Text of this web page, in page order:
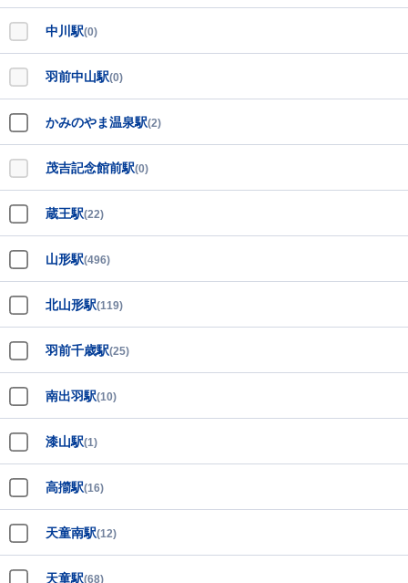
中川駅(0)
羽前中山駅(0)
かみのやま温泉駅(2)
茂吉記念館前駅(0)
蔵王駅(22)
山形駅(496)
北山形駅(119)
羽前千歳駅(25)
南出羽駅(10)
漆山駅(1)
高擶駅(16)
天童南駅(12)
天童駅(68)